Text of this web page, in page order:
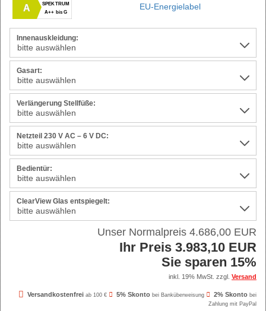
A
SPEKTRUM
A++ bis G
EU-Energielabel
Innenauskleidung:
Gasart:
Verlängerung Stellfüße:
Netzteil 230 V AC – 6 V DC:
Bedientür:
ClearView Glas entspiegelt:
Unser Normalpreis 4.686,00 EUR
Ihr Preis 3.983,10 EUR
Sie sparen 15%
inkl. 19% MwSt. zzgl. Versand
Versandkostenfrei ab 100 € 5% Skonto bei Banküberweisung 2% Skonto bei
Zahlung mit PayPal